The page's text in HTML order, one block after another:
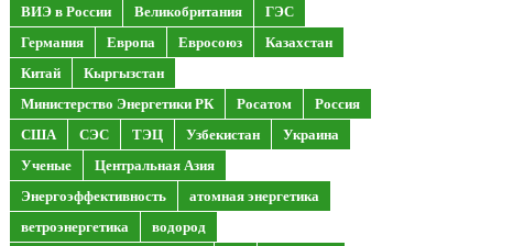
ВИЭ в России
Великобритания
ГЭС
Германия
Европа Евросоюз
Казахстан
Китай
Кыргызстан
Министерство Энергетики РК
Росатом
Россия
США
СЭС ТЭЦ Узбекистан
Украина
Ученые
Центральная Азия
Энергоэффективность
атомная энергетика
ветроэнергетика
водород